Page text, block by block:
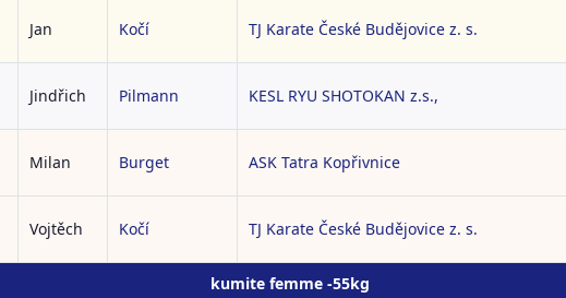
Jan Kočí TJ Karate České Budějovice z. s.
Jindřich Pilmann KESL RYU SHOTOKAN z.s.,
Milan Burget ASK Tatra Kopřivnice
Vojtěch Kočí TJ Karate České Budějovice z. s.
kumite femme -55kg